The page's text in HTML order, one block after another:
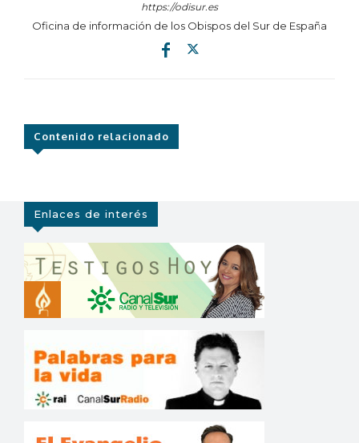
https://odisur.es
Oficina de información de los Obispos del Sur de España
Contenido relacionado
Enlaces de interés